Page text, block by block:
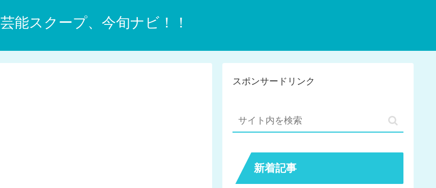
芸能スクープ、今旬ナビ！！
スポンサードリンク
新着記事